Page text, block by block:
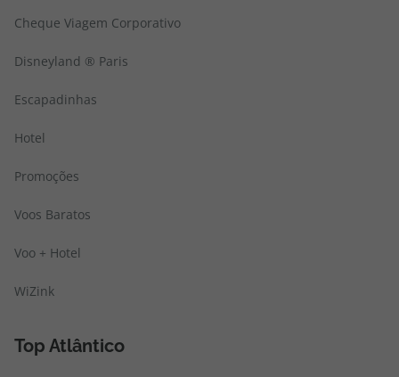
Cheque Viagem Corporativo
Disneyland ® Paris
Escapadinhas
Hotel
Promoções
Voos Baratos
Voo + Hotel
WiZink
Top Atlântico